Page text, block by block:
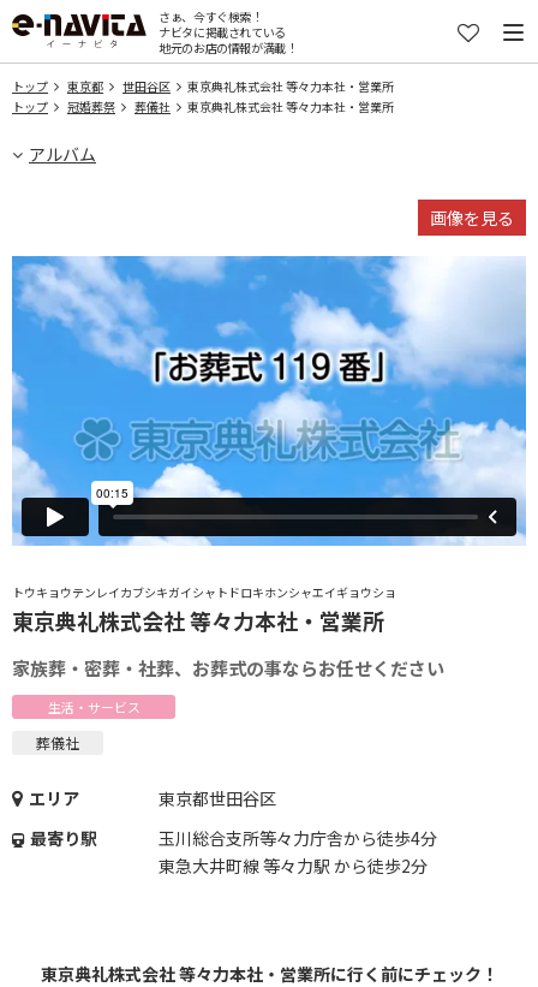
さぁ、今すぐ検索！
ナビタに掲載されている
地元のお店の情報が満載！
トップ 東京都 世田谷区
東京典礼株式会社 等々力本社・営業所
トップ
冠婚葬祭 葬儀社 東京典礼株式会社 等々力本社・営業所
アルバム
トウキョウテンレイカブシキガイシャトドロキホンシャエイギョウショ
東京典礼株式会社 等々力本社・営業所
家族葬・密葬・社葬、お葬式の事ならお任せください
生活・サービス
葬儀社
エリア
東京都世田谷区
最寄り駅
玉川総合支所等々力庁舎から徒歩4分
東急大井町線 等々力駅 から徒歩2分
東京典礼株式会社 等々力本社・営業所に行く前にチェック！
画像を見る